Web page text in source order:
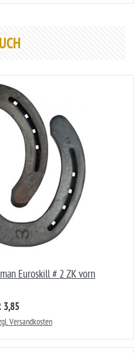
Euroskill # 2 ZK vorn
3,85
Versandkosten